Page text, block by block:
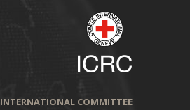
INTERNATIONAL COMMITTEE